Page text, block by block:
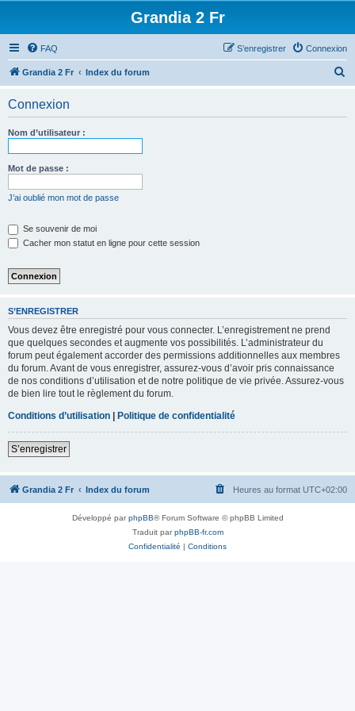
Grandia 2 Fr
FAQ Connexion
S’enregistrer
Grandia 2 Fr Index du forum
Connexion
Nom d’utilisateur :
Mot de passe :
J’ai oublié mon mot de passe
Se souvenir de moi
Cacher mon statut en ligne pour cette session
S’ENREGISTRER
Vous devez être enregistré pour vous connecter. L’enregistrement ne prend
que quelques secondes et augmente vos possibilités. L’administrateur du
forum peut également accorder des permissions additionnelles aux membres
du forum. Avant de vous enregistrer, assurez-vous d’avoir pris connaissance
de nos conditions d’utilisation et de notre politique de vie privée. Assurez-vous
de bien lire tout le règlement du forum.
Conditions d’utilisation | Politique de confidentialité
S’enregistrer
Grandia 2 Fr Index du forum Heures au format UTC+02:00
Développé parphpBB® Forum Software © phpBB Limited
Traduit parphpBB-fr.com
Confidentialité | Conditions